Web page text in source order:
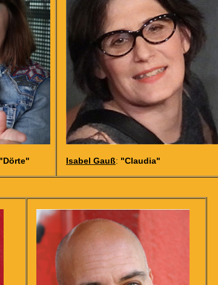
"Dörte" Isabel Gauß: "Claudia"